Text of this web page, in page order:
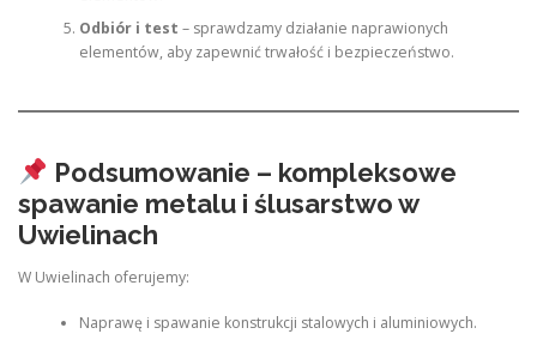
Odbiór i test – sprawdzamy działanie naprawionych
elementów, aby zapewnić trwałość i bezpieczeństwo.
Podsumowanie – kompleksowe
spawanie metalu i ślusarstwo w
Uwielinach
W Uwielinach oferujemy:
Naprawę i spawanie konstrukcji stalowych i aluminiowych.